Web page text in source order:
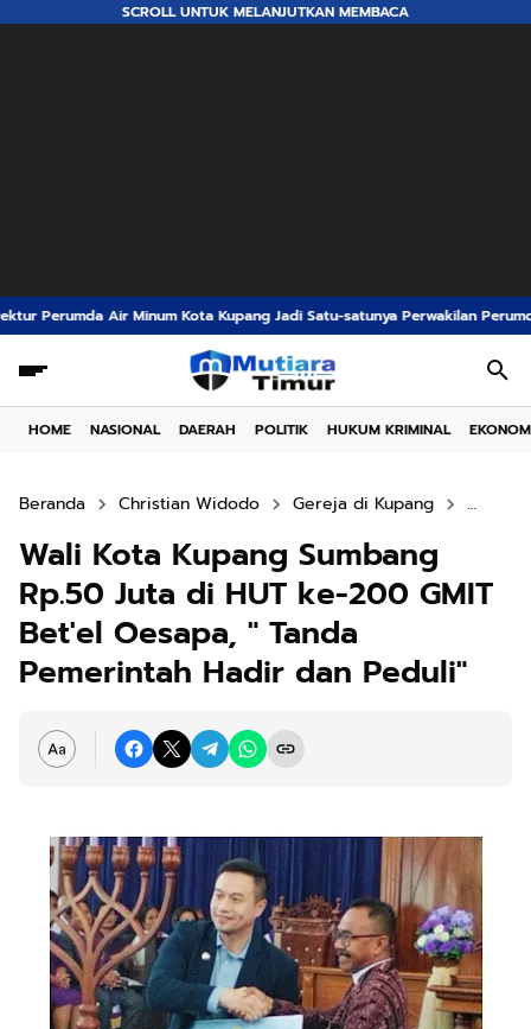
SCROLL UNTUK MELANJUTKAN MEMBACA
Kupang Jadi Satu-satunya Perwakilan Perumda Air Minum Indonesia
HOME NASIONAL DAERAH POLITIK HUKUM KRIMINAL
Beranda Christian Widodo Gereja di Kupang GMIT
Wali Kota Kupang Sumbang
Rp.50 Juta di HUT ke-200 GMIT
Bet'el Oesapa, " Tanda
Pemerintah Hadir dan Peduli"